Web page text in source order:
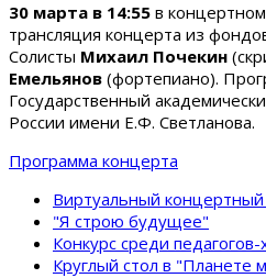
30 марта в 14:55 в
трансляция концерта из
Солисты Михаил Почекин
Емельянов (фортепиано).
Государственный
России имени Е.Ф. Светланова.
Программа концерта
Виртуальный концертный
"Я строю будущее"
Конкурс среди
Круглый стол в "Планете